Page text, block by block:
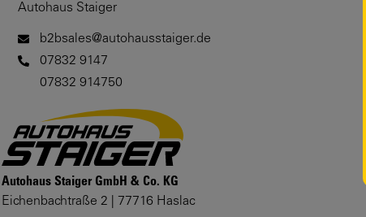
Autohaus Staiger
b2bsales@autohausstaiger.de
07832 9147
07832 914750
Autohaus Staiger GmbH & Co. KG
Eichenbachtraße 2 | 77716 Haslac